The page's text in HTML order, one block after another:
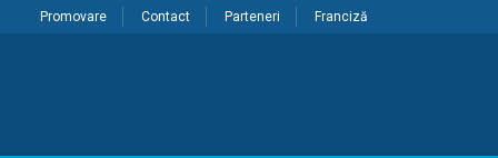
Promovare Contact Parteneri Franciză